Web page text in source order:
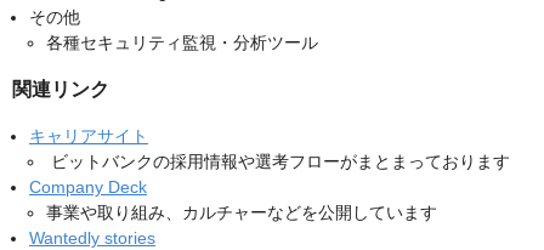
その他
各種セキュリティ監視・分析ツール
関連リンク
キャリアサイト
ビットバンクの採用情報や選考フローがまとまっております
Company Deck
事業や取り組み、カルチャーなどを公開しています
Wantedly stories